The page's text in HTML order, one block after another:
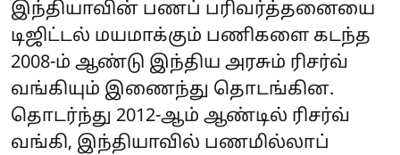
இந்தியாவின் பணப் பரிவர்த்தனையை
டிஜிட்டல் மயமாக்கும் பணிகளை கடந்த
2008-ம் ஆண்டு இந்திய அரசும் ரிசர்வ்
வங்கியும் இணைந்து தொடங்கின.
தொடர்ந்து 2012-ஆம் ஆண்டில் ரிசர்வ்
வங்கி, இந்தியாவில் பணமில்லாப்